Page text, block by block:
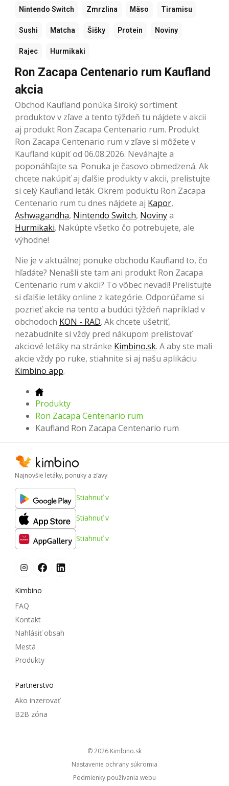
Nintendo Switch Zmrzlina Mäso Tiramisu
Sushi Matcha Šišky Protein Noviny
Rajec Hurmikaki
Ron Zacapa Centenario rum Kaufland
akcia
Obchod Kaufland ponúka široký sortiment
produktov v zľave a tento týždeň tu nájdete v akcii
aj produkt Ron Zacapa Centenario rum. Produkt
Ron Zacapa Centenario rum v zľave si môžete v
Kaufland kúpiť od 06.08.2026. Neváhajte a
poponáhľajte sa. Ponuka je časovo obmedzená. Ak
chcete nakúpiť aj ďalšie produkty v akcii, prelistujte
si celý Kaufland leták. Okrem poduktu Ron Zacapa
Centenario rum tu dnes nájdete aj Kapor,
Ashwagandha, Nintendo Switch, Novinya
Hurmikaki. Nakúpte všetko čo potrebujete, ale
výhodne!
Nie je v aktuálnej ponuke obchodu Kaufland to, čo
hľadáte? Nenašli ste tam ani produkt Ron Zacapa
Centenario rum v akcii? To vôbec nevadí! Prelistujte
si ďalšie letáky online z kategórie. Odporúčame si
pozrieť akcie na tento a budúci týždeň napríklad v
obchodoch KON - RAD. Ak chcete ušetriť,
nezabudnite si vždy pred nákupom prelistovať
akciové letáky na stránke Kimbino.sk. A aby ste mali
akcie vždy po ruke, stiahnite si aj našu aplikáciu
Kimbino app.
Produkty
Ron Zacapa Centenario rum
Kaufland Ron Zacapa Centenario rum
Najnovšie letáky, ponuky a zľavy
Stiahnuť v
Stiahnuť v
Stiahnuť v
Kimbino
FAQ
Kontakt
Nahlásiť obsah
Mestá
Produkty
Partnerstvo
Ako inzerovať
B2B zóna
© 2026
kimbino.sk
Nastavenie ochrany súkromia
Podmienky používania webu